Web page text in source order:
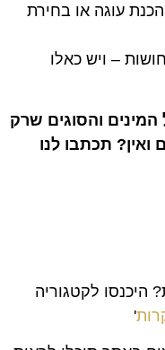
עוגה או בחירת
– ויש כאלו
והסוגים שרק
תכתבו לנו
היכנסו לקטגוריה
'